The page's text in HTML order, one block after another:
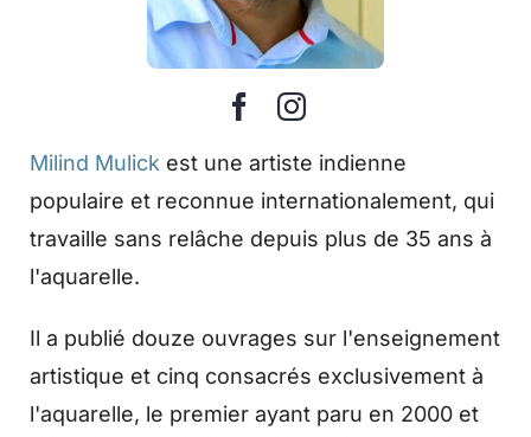
Milind Mulick est une artiste indienne
populaire et reconnue internationalement, qui
travaille sans relâche depuis plus de 35 ans à
l'aquarelle.
Il a publié douze ouvrages sur l'enseignement
artistique et cinq consacrés exclusivement à
l'aquarelle, le premier ayant paru en 2000 et